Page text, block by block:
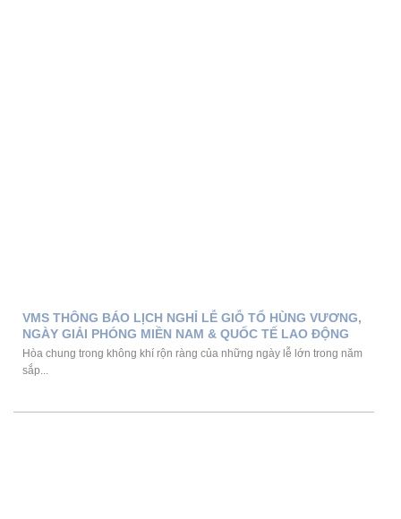
VMS THÔNG BÁO LỊCH NGHỈ LỄ GIỖ TỔ HÙNG VƯƠNG,
NGÀY GIẢI PHÓNG MIỀN NAM & QUỐC TẾ LAO ĐỘNG
Hòa chung trong không khí rộn ràng của những ngày lễ lớn trong năm
sắp...